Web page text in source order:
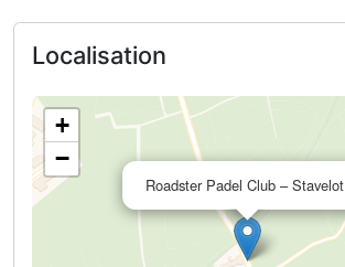
Localisation
Roadster Padel Club – Stavelot
+
−